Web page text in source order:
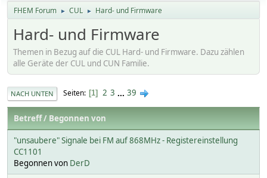
FHEM Forum ► CUL ► Hard- und Firmware
Hard- und Firmware
Themen in Bezug auf die CUL Hard- und Firmware. Dazu zählen
alle Geräte der CUL und CUN Familie.
NACH UNTEN Seiten 1 2 3 ... 39
Betreff/ Begonnen von
"unsaubere" Signale bei FM auf 868MHz - Registereinstellung
CC1101
Begonnen von DerD